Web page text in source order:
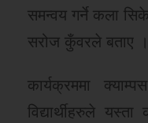
समन्वय गर्ने कला
सरोज कुँवरले बताए ।
कार्यक्रममा
विद्यार्थीहरुले